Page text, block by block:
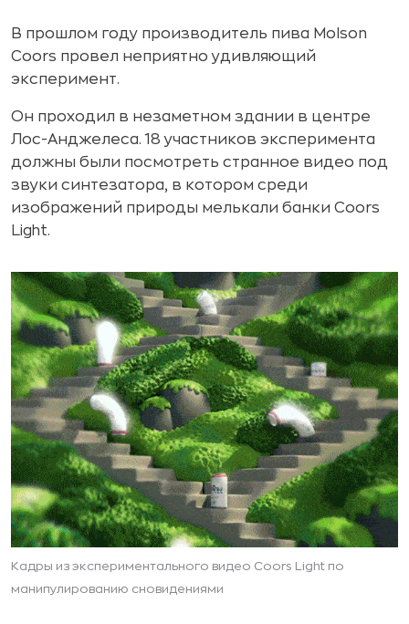
В прошлом году производитель пива Molson
Coors провел неприятно удивляющий
эксперимент.
Он проходил в незаметном здании в центре
Лос-Анджелеса. 18 участников эксперимента
должны были посмотреть странное видео под
звуки синтезатора, в котором среди
изображений природы мелькали банки Coors
Light.
Кадры из экспериментального видео Coors Light по
манипулированию сновидениями